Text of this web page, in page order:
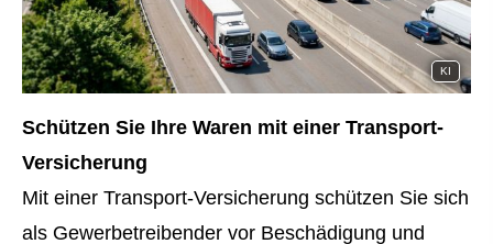
KI
Schützen Sie Ihre Waren mit einer Transport-
Versicherung
Mit einer Transport-Versicherung schützen Sie sich
als Gewerbetreibender vor Beschädigung und